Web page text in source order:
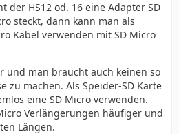
der HS12 od. 16 eine Adapter SD
steckt, dann kann man als
Kabel verwenden mit SD Micro
und man braucht auch keinen so
zu machen. Als Speider-SD Karte
eine SD Micro verwenden.
Verlängerungen häufiger und
Längen.